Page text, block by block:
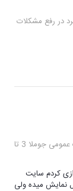
رفع مشکلات
رفع مشکلات و سوالات عمومی جوملا 3 تا
کردم سایت
نمایش میده ولی